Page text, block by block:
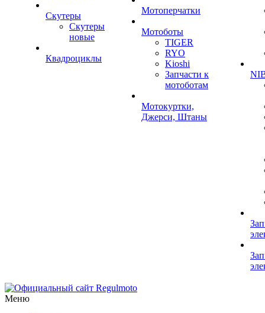
Скутеры
Скутеры
новые
Квадроциклы
Мотоперчатки
Мотоботы
TIGER
RYO
Kioshi
Запчасти к
мотоботам
Мотокуртки,
Джерси, Штаны
Меню